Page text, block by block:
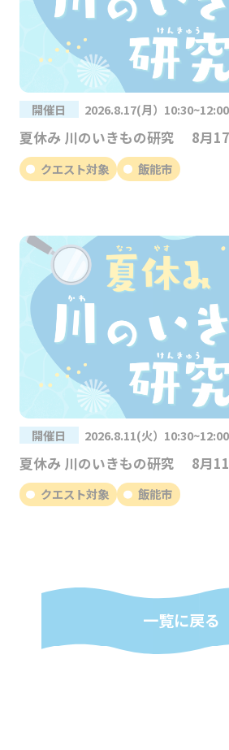
開催日 2026.8.17(月）10:30~12:00
夏休み 川のいきもの研究 8月17
クエスト対象 飯能市
開催日 2026.8.11(火）10:30~12:00
夏休み 川のいきもの研究 8月11
クエスト対象 飯能市
一覧に戻る